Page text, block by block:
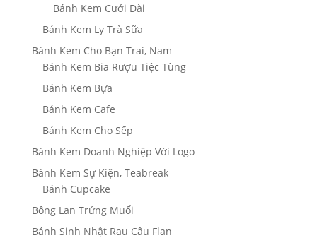
Bánh Kem Cưới Dài
Bánh Kem Ly Trà Sữa
Bánh Kem Cho Bạn Trai, Nam
Bánh Kem Bia Rượu Tiệc Tùng
Bánh Kem Bựa
Bánh Kem Cafe
Bánh Kem Cho Sếp
Bánh Kem Doanh Nghiệp Với Logo
Bánh Kem Sự Kiện, Teabreak
Bánh Cupcake
Bông Lan Trứng Muối
Bánh Sinh Nhật Rau Câu Flan